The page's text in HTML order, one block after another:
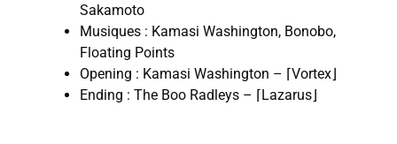
Sakamoto
Musiques : Kamasi Washington, Bonobo,
Floating Points
Opening : Kamasi Washington – ⌈Vortex⌋
Ending : The Boo Radleys – ⌈Lazarus⌋